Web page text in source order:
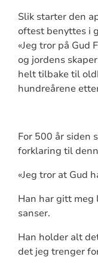
Slik starter den
oftest benyttes i
«Jeg tror på Gud
og jordens
helt tilbake til
hundreårene
For 500 år siden
forklaring til
«Jeg tror at Gud
Han har gitt meg
sanser.
Han holder alt
det jeg trenger